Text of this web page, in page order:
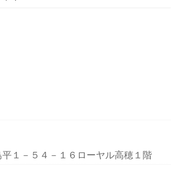
１－５４－１６ローヤル高穂１階